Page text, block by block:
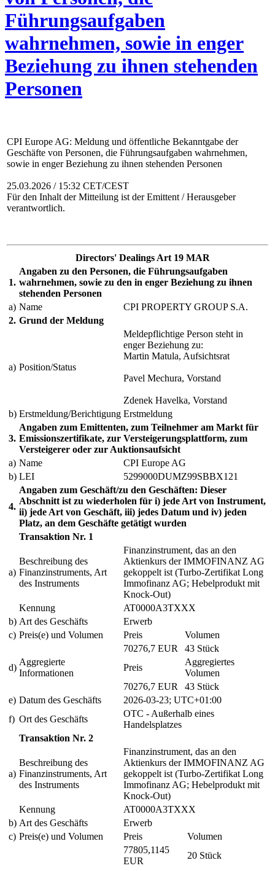
Führungsaufgaben
wahrnehmen, sowie in enger
Beziehung zu ihnen stehenden
Personen
CPI Europe AG: Meldung und öffentliche Bekanntgabe der
Geschäfte von Personen, die Führungsaufgaben wahrnehmen,
sowie in enger Beziehung zu ihnen stehenden Personen
25.03.2026 / 15:32 CET/CEST
Für den Inhalt der Mitteilung ist der Emittent / Herausgeber
verantwortlich.
Directors' Dealings Art 19 MAR
1.
Angaben zu den Personen, die Führungsaufgaben
wahrnehmen, sowie zu den in enger Beziehung zu ihnen
stehenden Personen
a) Name
CPI PROPERTY GROUP S.A.
2. Grund der Meldung
a) Position/Status
Meldepflichtige Person steht in
enger Beziehung zu:
Martin Matula, Aufsichtsrat
Pavel Mechura, Vorstand
Zdenek Havelka, Vorstand
b) Erstmeldung/Berichtigung Erstmeldung
3.
Angaben zum Emittenten, zum Teilnehmer am Markt für
Emissionszertifikate, zur Versteigerungsplattform, zum
Versteigerer oder zur Auktionsaufsicht
a) Name
CPI Europe AG
b) LEI 5299000DUMZ99SBBX121
4.
Angaben zum Geschäft/zu den Geschäften: Dieser
Abschnitt ist zu wiederholen für i) jede Art von Instrument,
ii) jede Art von Geschäft, iii) jedes Datum und iv) jeden
Platz, an dem Geschäfte getätigt wurden
Transaktion Nr. 1
a)
Beschreibung des
Finanzinstruments, Art
des Instruments
Finanzinstrument, das an den
Aktienkurs der IMMOFINANZ AG
gekoppelt ist (Turbo-Zertifikat Long
Immofinanz AG; Hebelprodukt mit
Knock-Out)
Kennung
AT0000A3TXXX
b) Art des Geschäfts
Erwerb
c) Preis(e) und Volumen Preis
Volumen
70276,7 EUR
43 Stück
d)
Aggregierte
Informationen
Preis
Aggregiertes
Volumen
70276,7 EUR
43 Stück
e) Datum des Geschäfts
2026-03-23; UTC+01:00
f) Ort des Geschäfts
OTC - Außerhalb eines
Handelsplatzes
Transaktion Nr. 2
a)
Beschreibung des
Finanzinstruments, Art
des Instruments
Finanzinstrument, das an den
Aktienkurs der IMMOFINANZ AG
gekoppelt ist (Turbo-Zertifikat Long
Immofinanz AG; Hebelprodukt mit
Knock-Out)
Kennung
AT0000A3TXXX
b) Art des Geschäfts
Erwerb
c) Preis(e) und Volumen Preis
Volumen
77805,1145
EUR
20 Stück